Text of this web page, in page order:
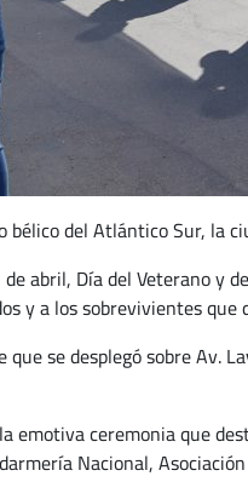
del Atlántico Sur, la
abril, Día del Veterano y
y a los sobrevivientes
se desplegó sobre Av.
emotiva ceremonia que
Nacional,